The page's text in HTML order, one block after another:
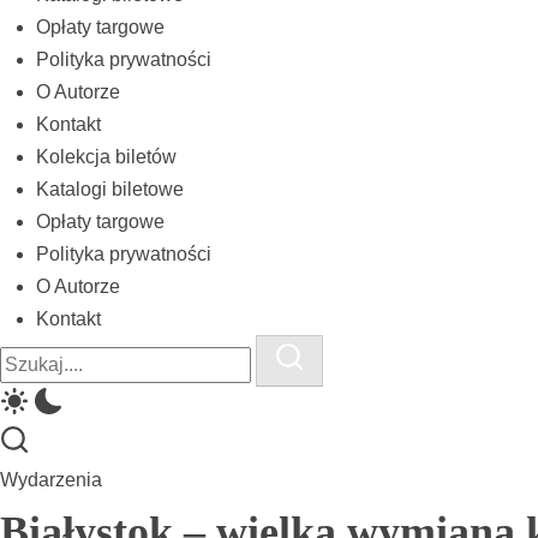
biletów
komunikacji
miejskiej
kolejowych
Opłaty targowe
Polityka prywatności
O Autorze
Kontakt
Kolekcja biletów
Katalogi biletowe
Opłaty targowe
Polityka prywatności
O Autorze
Kontakt
Close
Search
Search
Wydarzenia